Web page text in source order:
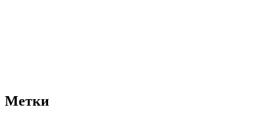
Метки